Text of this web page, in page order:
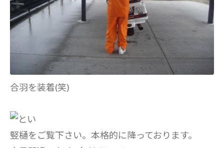
合羽を装着(笑)
竪樋をご覧下さい。本格的に降っております。